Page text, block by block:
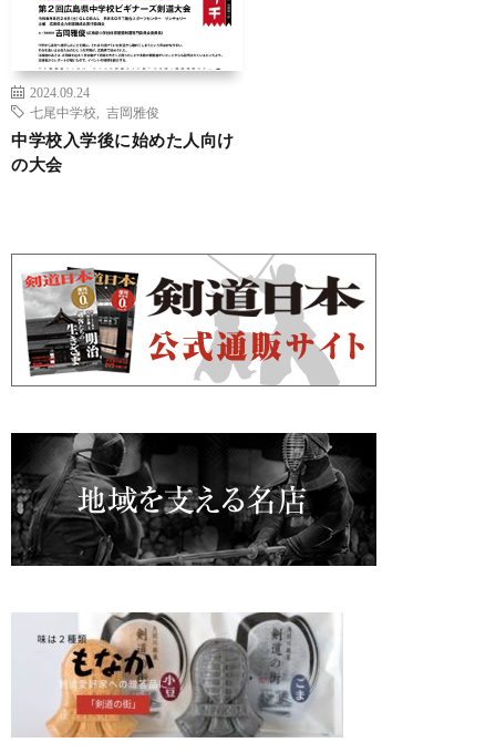
2024.09.24
七尾中学校
吉岡雅俊
中学校入学後に始めた人向け
の大会